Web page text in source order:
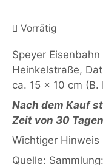
Vorrätig
Speyer
Heinkelstraße,
ca. 15 x 10 cm (B.
Nach dem Kauf
Zeit von 30
Wichtiger
Quelle: